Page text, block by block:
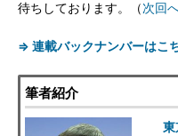
待ちしております。（次回
⇒ 連載バックナンバーはこ
筆者紹介
東